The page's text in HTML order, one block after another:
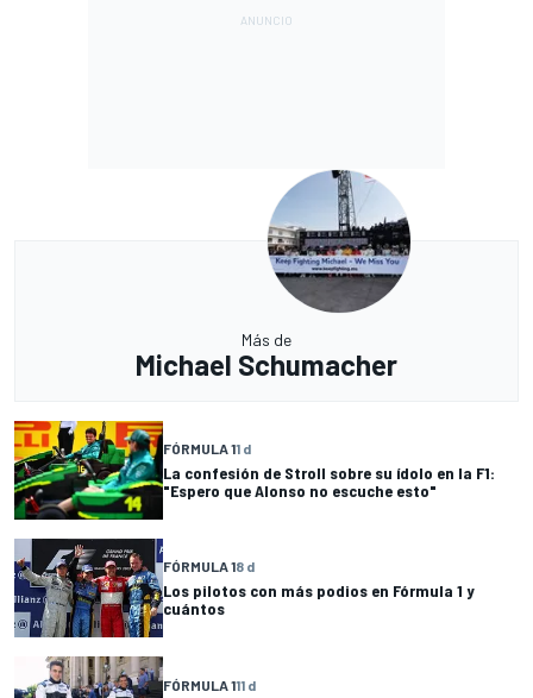
Más de
Michael Schumacher
FÓRMULA 11 d
La confesión de Stroll sobre su ídolo en la F1:
"Espero que Alonso no escuche esto"
FÓRMULA 18 d
Los pilotos con más podios en Fórmula 1 y
cuántos
FÓRMULA 111 d